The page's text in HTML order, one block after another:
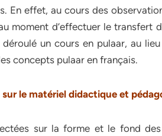
En effet, au cours des
moment d’effectuer le transfert
un cours en pulaar, au
concepts pulaar en français.
le matériel didactique et
sur la forme et le fond